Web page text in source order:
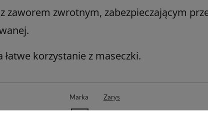
zaworem zwrotnym, zabezpieczającym
korzystanie z maseczki.
Marka Zarys